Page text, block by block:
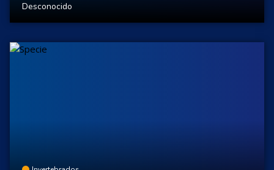
Desconocido